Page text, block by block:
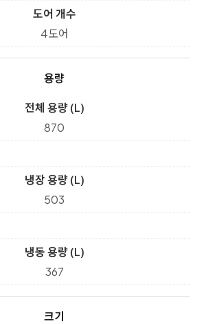
도어 개수
4도어
용량
전체 용량 (L)
870
냉장 용량 (L)
503
냉동 용량 (L)
367
크기